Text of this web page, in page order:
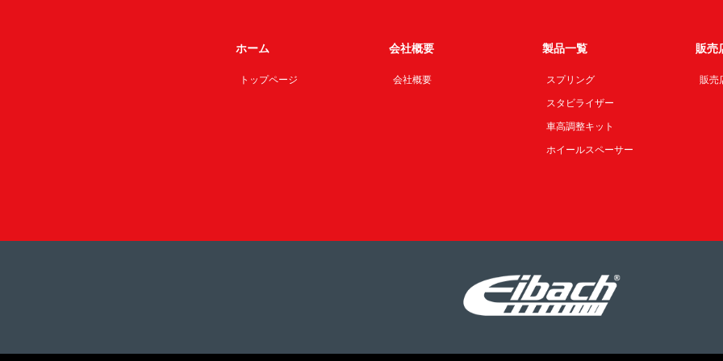
ホーム
トップページ
会社概要
会社概要
製品一覧
スプリング
スタビライザー
車高調整キット
ホイールスペーサー
販売
販売